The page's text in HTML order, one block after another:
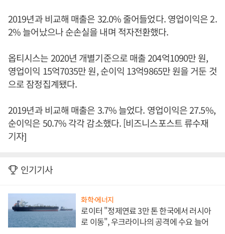
2019년과 비교해 매출은 32.0% 줄어들었다. 영업이익은 2.
2% 늘어났으나 순손실을 내며 적자전환했다.
옵티시스는 2020년 개별기준으로 매출 204억1090만 원,
영업이익 15억7035만 원, 순이익 13억9865만 원을 거둔 것
으로 잠정집계됐다.
2019년과 비교해 매출은 3.7% 늘었다. 영업이익은 27.5%,
순이익은 50.7% 각각 감소했다. [비즈니스포스트 류수재
기자]
인기기사
화학·에너지
로이터 "정제연료 3만 톤 한국에서 러시아
로 이동", 우크라이나의 공격에 수요 늘어